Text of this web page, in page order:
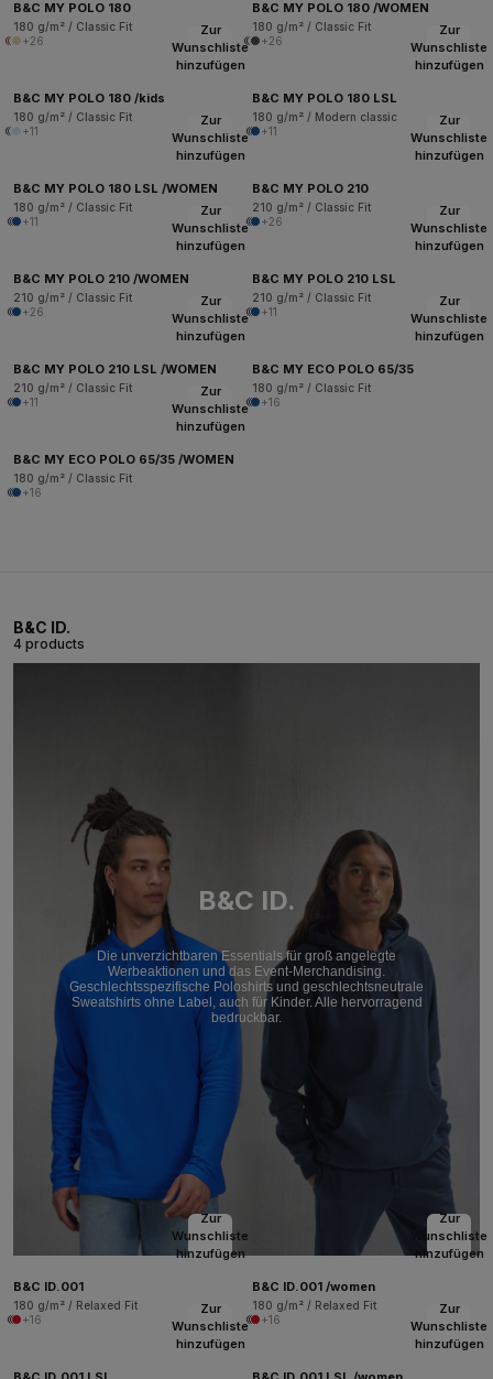
B&C MY POLO 180
180 g/m² / Classic Fit
+26
B&C MY POLO 180 /WOMEN
180 g/m² / Classic Fit
+26
Zur
Wunschliste
hinzufügen
B&C MY POLO 180 /kids
180 g/m² / Classic Fit
+11
Zur
Wunschliste
hinzufügen
B&C MY POLO 180 LSL
180 g/m² / Modern classic
+11
Zur
Wunschliste
hinzufügen
B&C MY POLO 180 LSL /WOMEN
180 g/m² / Classic Fit
+11
Zur
Wunschliste
hinzufügen
B&C MY POLO 210
210 g/m² / Classic Fit
+26
Zur
Wunschliste
hinzufügen
B&C MY POLO 210 /WOMEN
210 g/m² / Classic Fit
+26
Zur
Wunschliste
hinzufügen
B&C MY POLO 210 LSL
210 g/m² / Classic Fit
+11
Zur
Wunschliste
hinzufügen
B&C MY POLO 210 LSL /WOMEN
210 g/m² / Classic Fit
+11
Zur
Wunschliste
hinzufügen
B&C MY ECO POLO 65/35
180 g/m² / Classic Fit
+16
Zur
Wunschliste
hinzufügen
B&C MY ECO POLO 65/35 /WOMEN
180 g/m² / Classic Fit
+16
B&C ID.
4 products
B&C ID.
Die unverzichtbaren Essentials für groß angelegte
Werbeaktionen und das Event-Merchandising.
Geschlechtsspezifische Poloshirts und geschlechtsneutrale
Sweatshirts ohne Label, auch für Kinder. Alle hervorragend
bedruckbar.
Zur
Wunschliste
hinzufügen
B&C ID.001
180 g/m² / Relaxed Fit
+16
Zur
Wunschliste
hinzufügen
B&C ID.001 /women
180 g/m² / Relaxed Fit
+16
Zur
Wunschliste
hinzufügen
Zur
Wunschliste
hinzufügen